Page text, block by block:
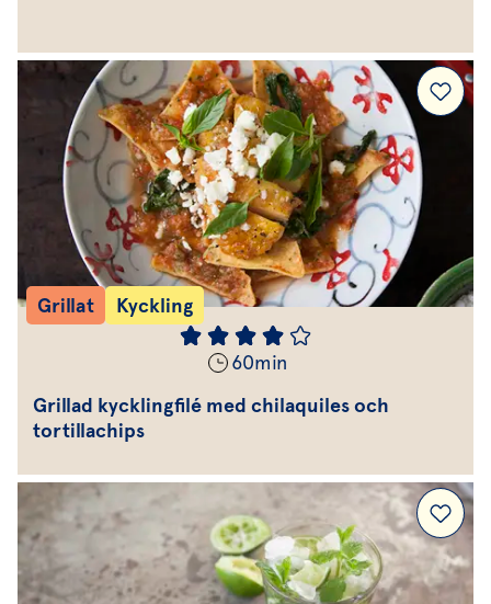
Grillat Kyckling
60min
Grillad kycklingfilé med chilaquiles och
tortillachips